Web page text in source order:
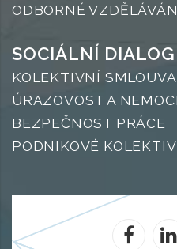
ODBORNÉ
SOCIÁLNÍ DIALOG
KOLEKTIVNÍ SMLOUVA
ÚRAZOVOST A
BEZPEČNOST PRÁCE
PODNIKOVÉ